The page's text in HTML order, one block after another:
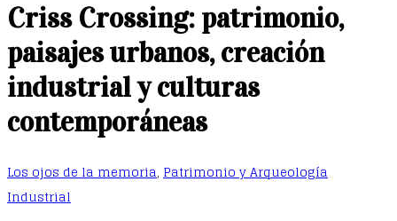
Criss Crossing: patrimonio,
paisajes urbanos, creación
industrial y culturas
contemporáneas
Los ojos de la memoria, Patrimonio y Arqueología
Industrial